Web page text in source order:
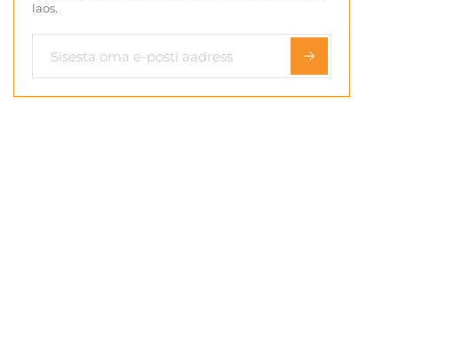
laos.